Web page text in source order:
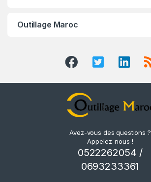
Outillage Maroc
Avez-vous des questions ?
Appelez-nous !
0522262054 /
0693233361